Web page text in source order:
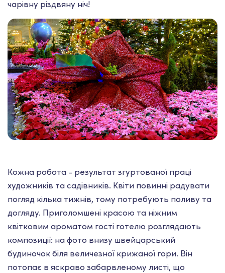
чарівну різдвяну ніч!
Кожна робота - результат згуртованої праці
художників та садівників. Квіти повинні радувати
погляд кілька тижнів, тому потребують поливу та
догляду. Приголомшені красою та ніжним
квітковим ароматом гості готелю розглядають
композиції: на фото внизу швейцарський
будиночок біля величезної крижаної гори. Він
потопає в яскраво забарвленому листі, що